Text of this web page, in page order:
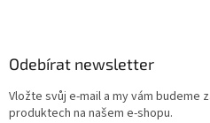
Odebírat newsletter
Vložte svůj e-mail a my vám budeme
produktech na našem e-shopu.